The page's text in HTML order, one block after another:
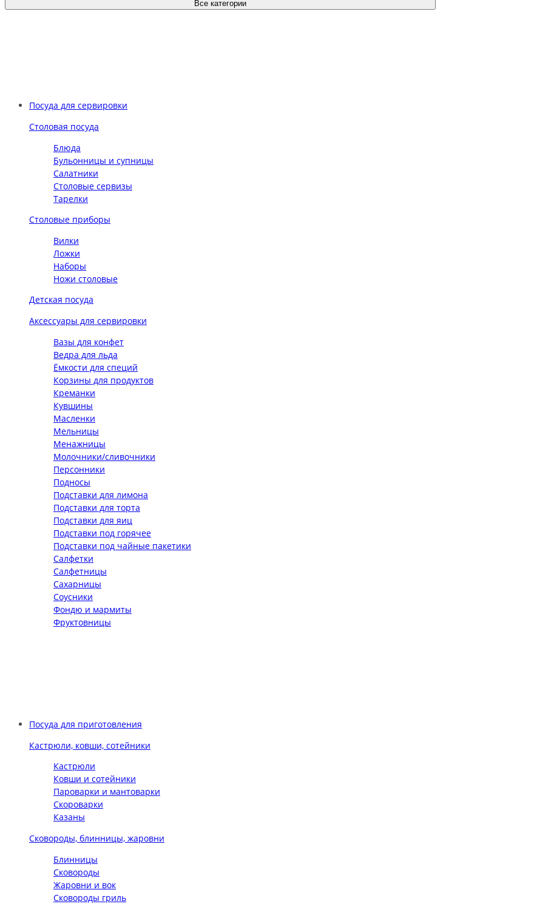
Все категории
Посуда для сервировки
Столовая посуда
Блюда
Бульонницы и супницы
Салатники
Столовые сервизы
Тарелки
Столовые приборы
Вилки
Ложки
Наборы
Ножи столовые
Детская посуда
Аксессуары для сервировки
Вазы для конфет
Ведра для льда
Ёмкости для специй
Корзины для продуктов
Креманки
Кувшины
Масленки
Мельницы
Менажницы
Молочники/сливочники
Персонники
Подносы
Подставки для лимона
Подставки для торта
Подставки для яиц
Подставки под горячее
Подставки под чайные пакетики
Салфетки
Салфетницы
Сахарницы
Соусники
Фондю и мармиты
Фруктовницы
Посуда для приготовления
Кастрюли, ковши, сотейники
Кастрюли
Ковши и сотейники
Пароварки и мантоварки
Скороварки
Казаны
Сковороды, блинницы, жаровни
Блинницы
Сковороды
Жаровни и вок
Сковороды гриль